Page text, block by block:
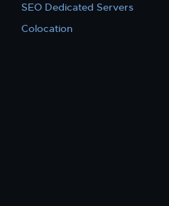
SEO Dedicated Servers
Colocation